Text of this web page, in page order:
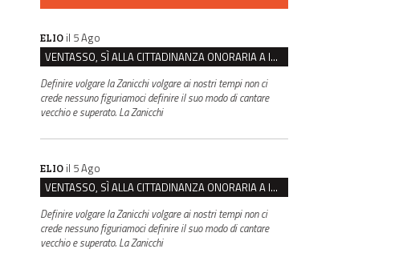
ELIO il 5 Ago
VENTASSO, SÌ ALLA CITTADINANZA ONORARIA A IVA ZANICCHI. MA BARGIACCHI: “È DI PESSIMO GUSTO”
Definire volgare la Zanicchi volgare ai nostri tempi non ci
crede nessuno figuriamoci definire il suo modo di cantare
vecchio e superato. La Zanicchi
ELIO il 5 Ago
VENTASSO, SÌ ALLA CITTADINANZA ONORARIA A IVA ZANICCHI. MA BARGIACCHI: “È DI PESSIMO GUSTO”
Definire volgare la Zanicchi volgare ai nostri tempi non ci
crede nessuno figuriamoci definire il suo modo di cantare
vecchio e superato. La Zanicchi